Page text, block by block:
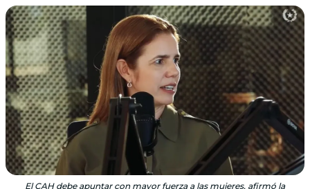
El CAH debe apuntar con mayor fuerza a las mujeres, afirmó la